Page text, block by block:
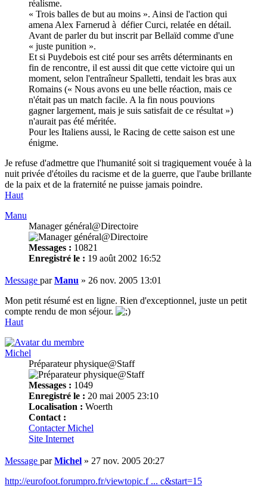
réalisme.
« Trois balles de but au moins ». Ainsi de l'action qui
amena Alex Farnerud à défier Curci, relatée en détail.
Avant de parler du but inscrit par Bellaïd comme d'une
« juste punition ».
Et si Puydebois est cité pour ses arrêts déterminants en
fin de rencontre, il est aussi dit que cette victoire qui un
moment, selon l'entraîneur Spalletti, tendait les bras aux
Romains (« Nous avons eu une belle réaction, mais ce
n'était pas un match facile. A la fin nous pouvions
gagner largement, mais je suis satisfait de ce résultat »)
n'aurait pas été méritée.
Pour les Italiens aussi, le Racing de cette saison est une
énigme.
Je refuse d'admettre que l'humanité soit si tragiquement vouée à la
nuit privée d'étoiles du racisme et de la guerre, que l'aube brillante
de la paix et de la fraternité ne puisse jamais poindre.
Haut
Manu
Manager général@Directoire
Messages : 10821
Enregistré le : 19 août 2002 16:52
Message parManu » 26 nov. 2005 13:01
Mon petit résumé est en ligne. Rien d'exceptionnel, juste un petit
compte rendu de mon séjour.
Haut
Michel
Préparateur physique@Staff
Messages : 1049
Enregistré le : 20 mai 2005 23:10
Localisation : Woerth
Contact :
Contacter Michel
Site Internet
Message parMichel » 27 nov. 2005 20:27
http://eurofoot.forumpro.fr/viewtopic.f ... c&start=15